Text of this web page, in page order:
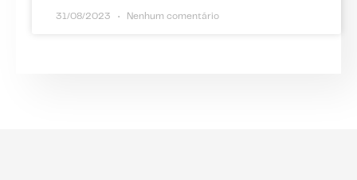
31/08/2023 Nenhum comentário